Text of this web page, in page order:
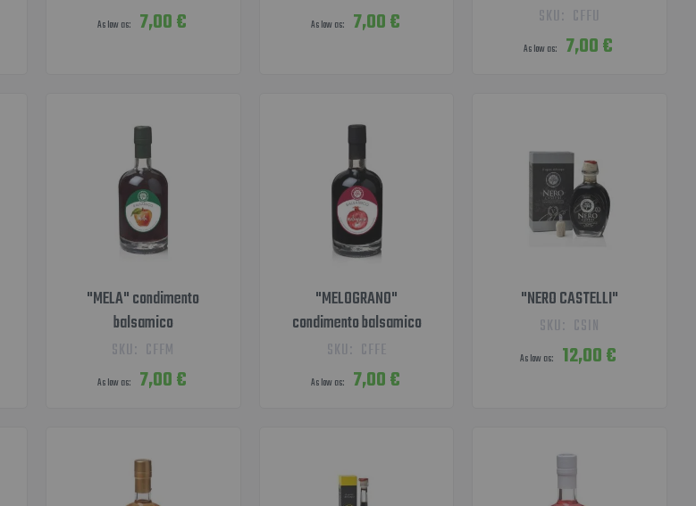
As low as 7,00 € As low as 7,00 € SKU: CFFU
As low as 7,00 €
"MELA" condimento
balsamico
SKU: CFFM
As low as 7,00 €
"MELOGRANO"
condimento balsamico
SKU: CFFE
As low as 7,00 €
"NERO CASTELLI"
SKU: CSIN
As low as 12,00 €